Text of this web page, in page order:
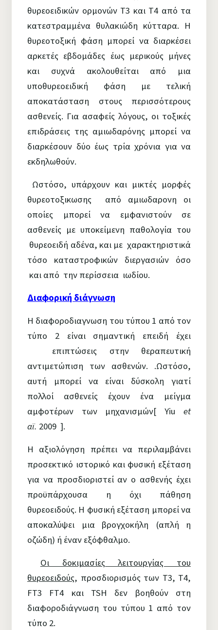
θυρεοειδικών ορμονών Τ3 και Τ4 από τα
κατεστραμμένα θυλακιώδη κύτταρα. Η
θυρεοτοξική φάση μπορεί να διαρκέσει
αρκετές εβδομάδες έως μερικούς μήνες
και συχνά ακολουθείται από μια
υποθυρεοειδική φάση με τελική
αποκατάσταση στους περισσότερους
ασθενείς. Για ασαφείς λόγους, οι τοξικές
επιδράσεις της αμιωδαρόνης μπορεί να
διαρκέσουν δύο έως τρία χρόνια για να
εκδηλωθούν.
Ωστόσο, υπάρχουν και μικτές μορφές
θυρεοτοξικωσης από αμιωδαρονη οι
οποίες μπορεί να εμφανιστούν σε
ασθενείς με υποκείμενη παθολογία του
θυρεοειδή αδένα, και με χαρακτηριστικά
τόσο καταστροφικών διεργασιών όσο
και από την περίσσεια ιωδίου.
Διαφορική διάγνωση
Η διαφοροδιαγνωση του τύπου 1 από τον
τύπο 2 είναι σημαντική επειδή έχει
επιπτώσεις στην θεραπευτική
αντιμετώπιση των ασθενών. .Ωστόσο,
αυτή μπορεί να είναι δύσκολη γιατί
πολλοί ασθενείς έχουν ένα μείγμα
αμφοτέρων των μηχανισμών[ Yiu et
αϊ. 2009 ].
Η αξιολόγηση πρέπει να περιλαμβάνει
προσεκτικό ιστορικό και φυσική εξέταση
για να προσδιοριστεί αν ο ασθενής έχει
προϋπάρχουσα η όχι πάθηση
θυρεοειδούς. Η φυσική εξέταση μπορεί να
αποκαλύψει μια βρογχοκήλη (απλή η
οζώδη) ή έναν εξόφθαλμο.
Οι δοκιμασίες λειτουργίας του
θυρεοειδούς, προσδιορισμός των Τ3, Τ4,
FT3 FT4 και TSH δεν βοηθούν στη
διαφοροδιάγνωση του τύπου 1 από τον
τύπο 2.